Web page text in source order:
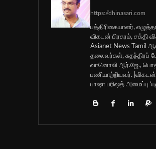
https://dhinasari.com
பத்திரிகையாளர்,
விகடன் பிரசுரம்,
Asianet News Tamil
தலைவர்கள், சுதந்திரப்
வானொலி ஆர்.ஜே.,
பணியாற்றியவர்.
பாஷா பரிஷத் அமைப்பு